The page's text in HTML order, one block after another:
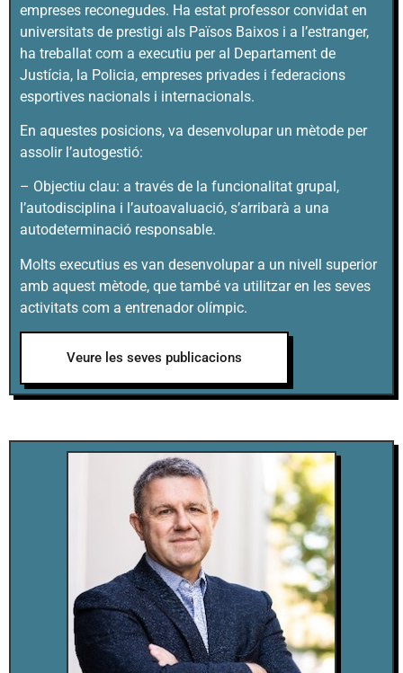
empreses reconegudes. Ha estat professor convidat en
universitats de prestigi als Països Baixos i a l’estranger,
ha treballat com a executiu per al Departament de
Justícia, la Policia, empreses privades i federacions
esportives nacionals i internacionals.
En aquestes posicions, va desenvolupar un mètode per
assolir l’autogestió:
– Objectiu clau: a través de la funcionalitat grupal,
l’autodisciplina i l’autoavaluació, s’arribarà a una
autodeterminació responsable.
Molts executius es van desenvolupar a un nivell superior
amb aquest mètode, que també va utilitzar en les seves
activitats com a entrenador olímpic.
Veure les seves publicacions